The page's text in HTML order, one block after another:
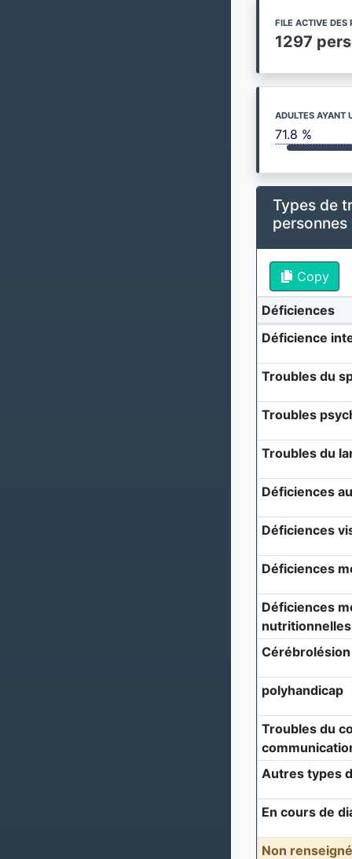
FILE ACTIVE DES
1297
ADULTES AYANT
71.8 %
Types de
Copy
Déficiences
Déficience
Troubles du
Troubles
Troubles du
Déficiences
Déficiences
Déficiences
Déficiences
nutritionnelles
Cérébrolésion
polyhandicap
Troubles du
Autres types
En cours de
Non